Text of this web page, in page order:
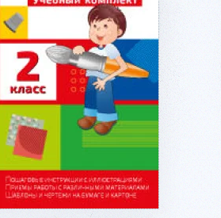
Подробнее...